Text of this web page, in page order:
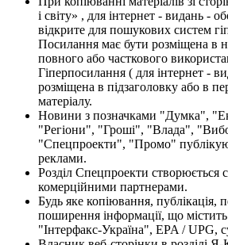
і світу» , для інтернет - видань -
відкрите для пошукових систем
Посилання має бути розміщена в
повного або часткового
Гіперпосилання ( для інтернет -
розміщена в підзаголовку або в
матеріалу.
Новини з позначками "Думка",
"Регіони", "Гроші", "Влада",
"Спецпроекти", "Промо"
реклами.
Розділ Спецпроекти створюється
комерційними партнерами.
Будь яке копіювання, публікація,
поширення інформації, що
"Інтерфакс-Україна", EPA / UPG,